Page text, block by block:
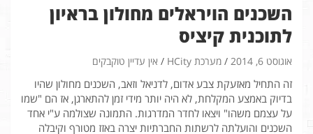
השכנים הויראלים מחולון בראיון
לתוכנית קיציס
אוגוסט 6, 2014 מערכת HCity אין עדיין טוקבקים
זה התחיל מאזעקת צבע אדום, לדניאל וזאב, השכנים מחולון שהיו
בדיוק באמצע המקלחת, לא היה יותר מידי זמן להתארגן, אז הם "שמו
על עצמם משהו" ויצאו לחדר המדרגות. התמונה שצולמה ע"י אחד
השכנים והועלתה לרשתות החברתיות יצרה באזז מטורף וקיבלה